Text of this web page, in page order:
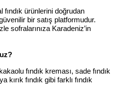
fındık ürünlerini doğrudan
bir satış platformudur.
sofralarınıza Karadeniz’in
fındık kreması, sade fındık
fındık gibi farklı fındık